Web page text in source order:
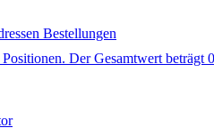
Bestellungen
Der Gesamtwert beträgt